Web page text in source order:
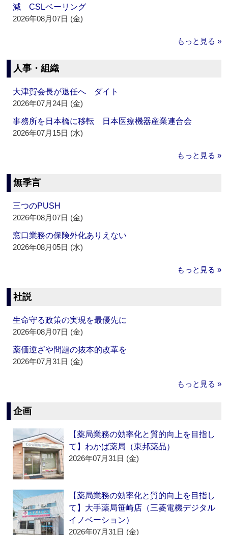
減 CSLベーリング
2026年08月07日 (金)
もっと見る »
人事・組織
大津賀会長が退任へ ダイト
2026年07月24日 (金)
事務所を日本橋に移転 日本医療機器産業連合会
2026年07月15日 (水)
もっと見る »
無季言
三つのPUSH
2026年08月07日 (金)
窓口業務の保険外化ありえない
2026年08月05日 (水)
もっと見る »
社説
生命守る政策の実現を最優先に
2026年08月07日 (金)
薬価逆ざや問題の抜本的改革を
2026年07月31日 (金)
もっと見る »
企画
【薬局業務の効率化と質的向上を目指し
て】わかば薬局（東邦薬品）
2026年07月31日 (金)
【薬局業務の効率化と質的向上を目指し
て】大手薬局笹崎店（三菱電機デジタル
イノベーション）
2026年07月31日 (金)